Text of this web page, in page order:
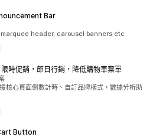
Bar
header, carousel banners etc
時促銷，節日行銷，降低購物車棄單
核心頁面倒數計時、自訂品牌樣式，數據分析助
Button